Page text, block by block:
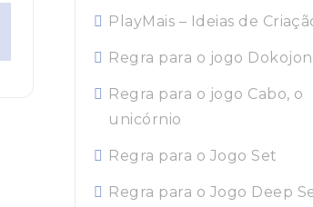
PlayMais – Ideias de
Regra para o jogo
Regra para o jogo Cabo, o
unicórnio
Regra para o Jogo Set
Regra para o Jogo Deep